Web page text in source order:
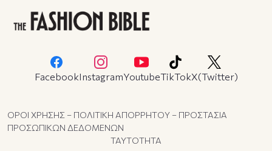
FacebookInstagramYoutubeTikTokX(Twitter)
ΟΡΟΙ ΧΡΗΣΗΣ – ΠΟΛΙΤΙΚΗ ΑΠΟΡΡΗΤΟΥ – ΠΡΟΣΤΑΣΙΑ
ΠΡΟΣΩΠΙΚΩΝ ΔΕΔΟΜΕΝΩΝ
ΤΑΥΤΟΤΗΤΑ